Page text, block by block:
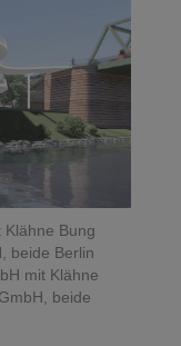
Klähne Bung
beide Berlin
mit Klähne
beide